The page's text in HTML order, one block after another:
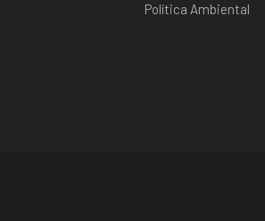
Política Ambiental